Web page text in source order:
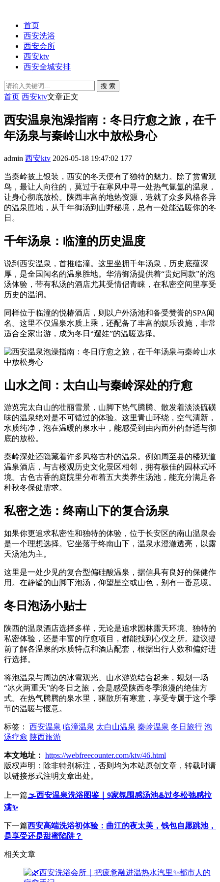
首页
西安洗浴
西安会所
西安ktv
西安全城安排
搜 索
首页 西安ktv文章正文
西安温泉泡澡指南：冬日疗愈之旅，在千
年汤泉与秦岭山水中放松身心
admin 西安ktv 2026-05-18 19:47:02 177
当秦岭披上银装，西安的冬天便有了独特的魅力。除了赏雪观
鸟，最让人向往的，莫过于在寒风中寻一处热气氤氲的温泉，
让身心彻底放松。陕西丰富的地热资源，造就了众多风格各异
的温泉胜地，从千年御汤到山野秘境，总有一处能温暖你的冬
日。
千年汤泉：临潼的历史温度
说到西安温泉，首推临潼。这里坐拥千年汤泉，历史底蕴深
厚，是全国闻名的温泉胜地。华清御汤提供着“贵妃同款”的泡
汤体验，带有私汤的酒店尤其受情侣青睐，在私密空间里享受
历史的温润。
同样位于临潼的悦椿酒店，则以户外汤池和备受赞誉的SPA闻
名。这里不仅温泉水质上乘，还配备了丰富的娱乐设施，非常
适合全家出游，成为冬日“遛娃”的温暖选择。
山水之间：太白山与秦岭深处的疗愈
游览完太白山的壮丽雪景，山脚下热气腾腾、散发着淡淡硫磺
味的温泉绝对是不可错过的体验。这里青山环绕，空气清新，
水质纯净，泡在温暖的泉水中，能感受到由内而外的舒适与彻
底的放松。
秦岭深处还隐藏着许多风格古朴的温泉。例如周至县的楼观道
温泉酒店，与古楼观历史文化景区相邻，拥有极佳的园林式环
境。古色古香的庭院里分布着五大类养生汤池，能充分满足各
种秋冬保健需求。
私密之选：终南山下的复合汤泉
如果你更追求私密性和独特的体验，位于长安区的南山温泉会
是一个理想选择。它坐落于终南山下，温泉水澄澈透亮，以露
天汤池为主。
这里是一处少见的复合型偏硅酸温泉，据信具有良好的保健作
用。在静谧的山脚下泡汤，仰望星空或山色，别有一番意境。
冬日泡汤小贴士
陕西的温泉酒店选择多样，无论是追求园林露天环境、独特的
私密体验，还是丰富的疗愈项目，都能找到心仪之所。建议提
前了解各温泉的水质特点和酒店配套，根据出行人数和偏好进
行选择。
将泡温泉与周边的冰雪观光、山水游览结合起来，规划一场
“冰火两重天”的冬日之旅，会是感受陕西冬季浪漫的绝佳方
式。在热气腾腾的泉水里，驱散所有寒意，享受专属于这个季
节的温暖与惬意。
标签： 西安温泉 临潼温泉 太白山温泉 秦岭温泉 冬日旅行 泡
汤疗愈 陕西旅游
本文地址： https://webfreecounter.com/ktv/46.html
版权声明： 除非特别标注，否则均为本站原创文章，转载时请
以链接形式注明文章出处。
上一篇🌫️西安温泉洗浴图鉴｜9家氛围感汤池♨️过冬松弛感拉
满✨
下一篇西安高端洗浴初体验：曲江的夜太美，钱包自愿跳池，
是享受还是甜蜜陷阱？
相关文章